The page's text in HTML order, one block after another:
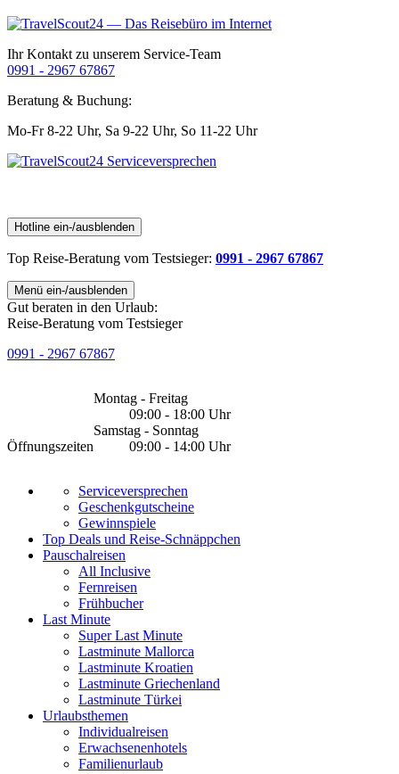
Ihr Kontakt zu unserem Service-Team
0991 - 2967 67867
Beratung & Buchung:
Mo-Fr 8-22 Uhr, Sa 9-22 Uhr, So 11-22 Uhr
Hotline ein-/ausblenden
Top Reise-Beratung vom Testsieger: 0991 - 2967 67867
Menü ein-/ausblenden
Gut beraten in den Urlaub:
Reise-Beratung vom Testsieger
0991 - 2967 67867
Öffnungszeiten
Montag - Freitag
09:00 - 18:00 Uhr
Samstag - Sonntag
09:00 - 14:00 Uhr
Serviceversprechen
Geschenkgutscheine
Gewinnspiele
Top Deals und Reise-Schnäppchen
Pauschalreisen
All Inclusive
Fernreisen
Frühbucher
Last Minute
Super Last Minute
Lastminute Mallorca
Lastminute Kroatien
Lastminute Griechenland
Lastminute Türkei
Urlaubsthemen
Individualreisen
Erwachsenenhotels
Familienurlaub